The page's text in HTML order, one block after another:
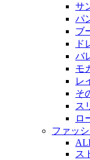
サ
パ
ブ
ド
バ
モ
レ
そ
ス
ロ
ファッ
ス